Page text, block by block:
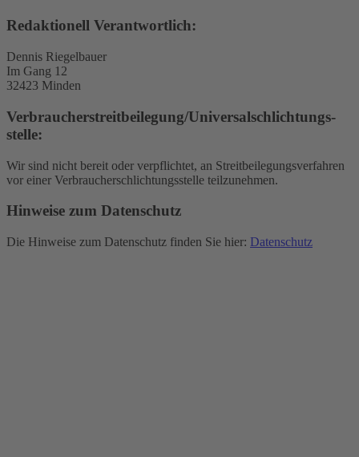
Redaktionell Verantwortlich:
Dennis Riegelbauer
Im Gang 12
32423 Minden
Verbraucher­streit­beilegung/Universal­schlichtungs­
stelle:
Wir sind nicht bereit oder verpflichtet, an Streitbeilegungsverfahren
vor einer Verbraucherschlichtungsstelle teilzunehmen.
Hinweise zum Datenschutz
Die Hinweise zum Datenschutz finden Sie hier: Datenschutz